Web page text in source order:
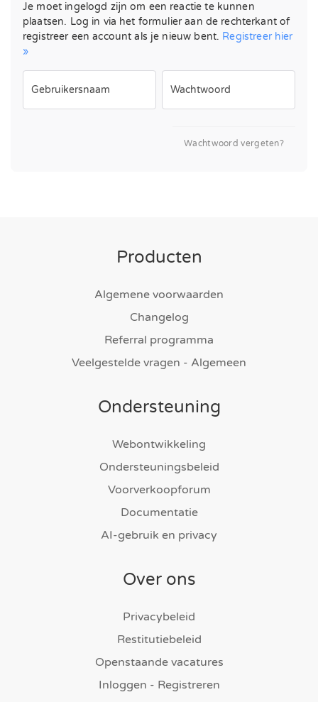
Je moet ingelogd zijn om een ​​reactie te kunnen
plaatsen. Log in via het formulier aan de rechterkant of
registreer een account als je nieuw bent. Registreer hier
»
Gebruikersnaam Wachtwoord
Wachtwoord vergeten?
Producten
Algemene voorwaarden
Changelog
Referral programma
Veelgestelde vragen - Algemeen
Ondersteuning
Webontwikkeling
Ondersteuningsbeleid
Voorverkoopforum
Documentatie
AI-gebruik en privacy
Over ons
Privacybeleid
Restitutiebeleid
Openstaande vacatures
Inloggen - Registreren